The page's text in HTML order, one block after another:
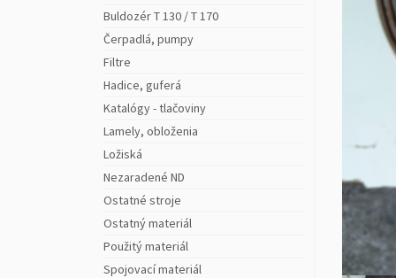
Buldozér T 130 / T 170
Čerpadlá, pumpy
Filtre
Hadice, guferá
Katalógy - tlačoviny
Lamely, obloženia
Ložiská
Nezaradené ND
Ostatné stroje
Ostatný materiál
Použitý materiál
Spojovací materiál